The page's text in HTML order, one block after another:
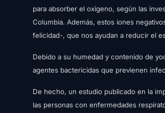
para absorber el oxígeno, según las
Columbia. Además, estos iones
felicidad-, que nos ayudan a reducir el
Debido a su humedad y contenido de
agentes bactericidas que previenen
De hecho, un estudio publicado en la
las personas con enfermedades